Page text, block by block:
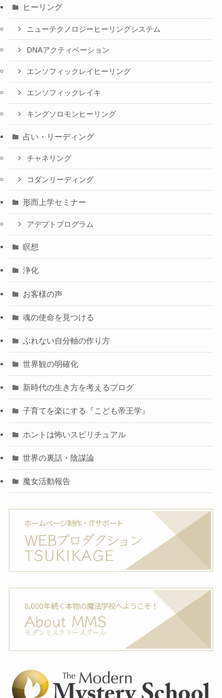
ヒーリング
ニューテクノロジーヒーリングシステム
DNAアクティベーション
エンソフィックレイヒーリング
エンソフィックレイキ
キングソロモンヒーリング
占い・リーディング
チャネリング
コダンリーディング
形而上学セミナー
アデプトプログラム
瞑想
浄化
お客様の声
魂の使命を見つける
ぶれない自分軸の作り方
世界観の明確化
新時代の生き方を考えるブログ
子育てを楽にする『こども帝王学』
ホントは怖いスピリチュアル
世界の裏話・陰謀論
魔女活動報告